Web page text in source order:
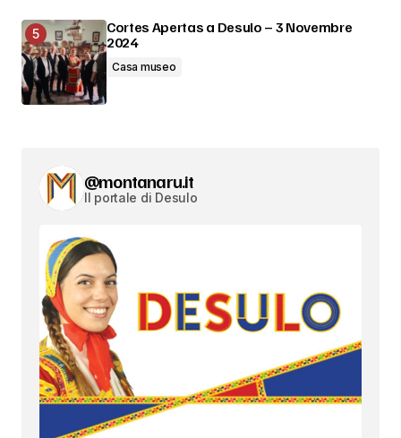
Cortes Apertas a Desulo – 3 Novembre
2024
Casa museo
@montanaru.it
Il portale di Desulo